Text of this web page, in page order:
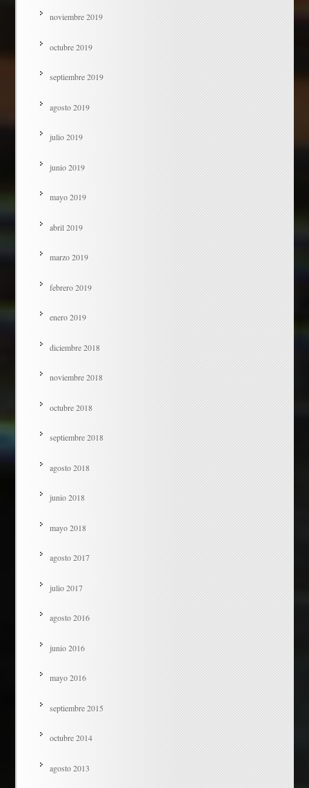
noviembre 2019
octubre 2019
septiembre 2019
agosto 2019
julio 2019
junio 2019
mayo 2019
abril 2019
marzo 2019
febrero 2019
enero 2019
diciembre 2018
noviembre 2018
octubre 2018
septiembre 2018
agosto 2018
junio 2018
mayo 2018
agosto 2017
julio 2017
agosto 2016
junio 2016
mayo 2016
septiembre 2015
octubre 2014
agosto 2013